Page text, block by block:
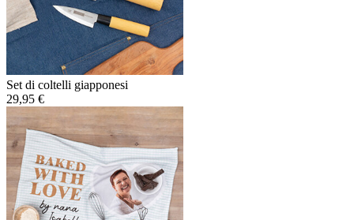
Set di coltelli giapponesi
29,95 €